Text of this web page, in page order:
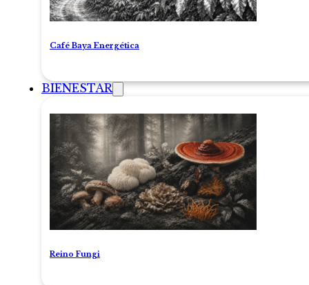
Café Baya Energética
BIENESTAR
Reino Fungi